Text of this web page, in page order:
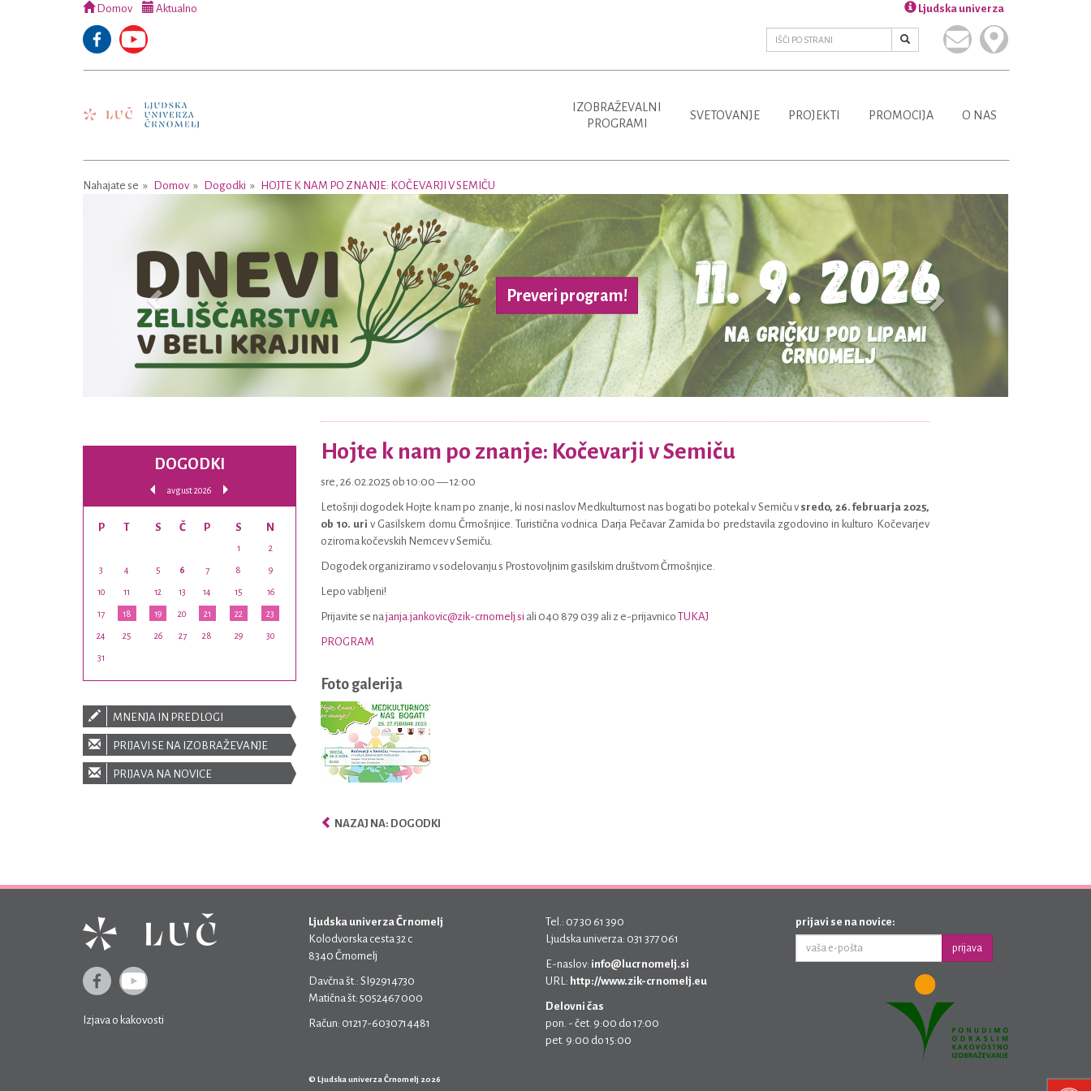
Domov Aktualno Ljudska univerza
IZOBRAŽEVALNI
PROGRAMI
SVETOVANJE PROJEKTI PROMOCIJA O NAS
Nahajate se Domov Dogodki HOJTE K NAM PO ZNANJE: KOČEVARJI V SEMIČU
Preveri program!
Hojte k nam po znanje: Kočevarji v Semiču
sre, 26.02.2025 ob 10:00 — 12:00
Letošnji dogodek Hojte k nam po znanje, ki nosi naslov Medkulturnost nas bogati bo potekal v Semiču v sredo, 26. februarja 2025,
ob 10. uriv Gasilskem domu Črmošnjice. Turistična vodnica Darja Pečavar Zamida bo predstavila zgodovino in kulturo Kočevarjev
oziroma kočevskih Nemcev v Semiču.
Dogodek organiziramo v sodelovanju s Prostovoljnim gasilskim društvom Črmošnjice.
Lepo vabljeni!
Prijavite se najanja.jankovic@zik-crnomelj.si ali 040 879 039 ali z e-prijavnico TUKAJ
PROGRAM
Foto galerija
NAZAJ NA: DOGODKI
DOGODKI
avgust 2026
P T S Č P S N
1 2
3 4 5 6 7 8 9
10 11 12 13 14 15 16
17 18 19 20 21 22 23
24 25 26 27 28 29 30
31
MNENJA IN PREDLOGI
PRIJAVI SE NA IZOBRAŽEVANJE
PRIJAVA NA NOVICE
Izjava o kakovosti
Ljudska univerza Črnomelj
Kolodvorska cesta 32 c
8340 Črnomelj
Davčna št.: SI92914730
Matična št: 5052467 000
Račun: 01217-6030714481
Tel.: 07 30 61 390
Ljudska univerza: 031 377 061
E-naslov: info@lucrnomelj.si
URL: http://www.zik-crnomelj.eu
Delovni čas
pon. - čet. 9:00 do 17:00
pet. 9:00 do 15:00
© Ljudska univerza Črnomelj 2026
prijavi se na novice:
prijava